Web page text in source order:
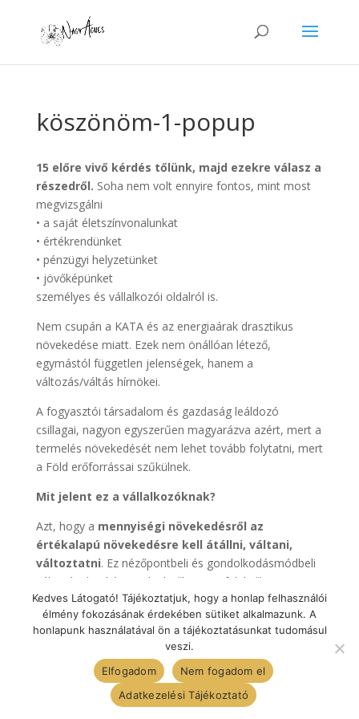
köszönöm-1-popup
15 előre vivő kérdés tőlünk, majd ezekre válasz a
részedről. Soha nem volt ennyire fontos, mint most
megvizsgálni
• a saját életszínvonalunkat
• értékrendünket
• pénzügyi helyzetünket
• jövőképünket
személyes és vállalkozói oldalról is.
Nem csupán a KATA és az energiaárak drasztikus
növekedése miatt. Ezek nem önállóan létező,
egymástól független jelenségek, hanem a
változás/váltás hírnökei.
A fogyasztói társadalom és gazdaság leáldozó
csillagai, nagyon egyszerűen magyarázva azért, mert a
termelés növekedését nem lehet tovább folytatni, mert
a Föld erőforrássai szűkülnek.
Mit jelent ez a vállalkozóknak?
Azt, hogy a mennyiségi növekedésről az
értékalapú növekedésre kell átállni, váltani,
változtatni. Ez nézőpontbeli és gondolkodásmódbeli
változásokat kér mindenkitől, az ügyfelektől is!
A weboldal teljes tartalma Nagy Ágnes tulajdona. A
képek és szövegek felhasználása csak és kizárólag
Nagy Ágnes engedélyével lehetséges.
Kapcsolatfelvétel: Telefonszám:+36 30 830 52 28
mail:
info@nagyagnes.hu
Kedves Látogató! Tájékoztatjuk, hogy a honlap felhasználói
élmény fokozásának érdekében sütiket alkalmazunk. A
honlapunk használatával ön a tájékoztatásunkat tudomásul
veszi.
Elfogadom
Nem fogadom el
Adatkezelési Tájékoztató